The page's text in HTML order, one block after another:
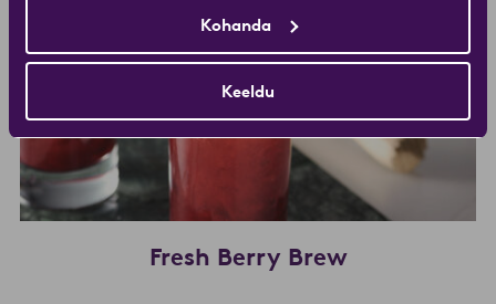
Kohanda
Keeldu
Fresh Berry Brew